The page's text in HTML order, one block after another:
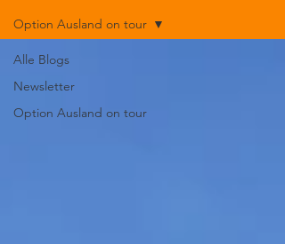
Alle Blogs
Newsletter
Option Ausland on tour
Option Ausland on tour